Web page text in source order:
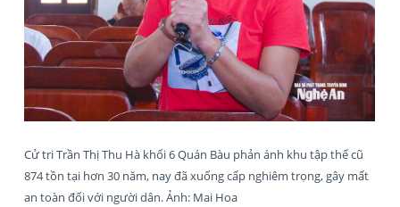
Cử tri Trần Thị Thu Hà khối 6 Quán Bàu phản ánh khu tập thể cũ
874 tồn tại hơn 30 năm, nay đã xuống cấp nghiêm trọng, gây mất
an toàn đối với người dân. Ảnh: Mai Hoa